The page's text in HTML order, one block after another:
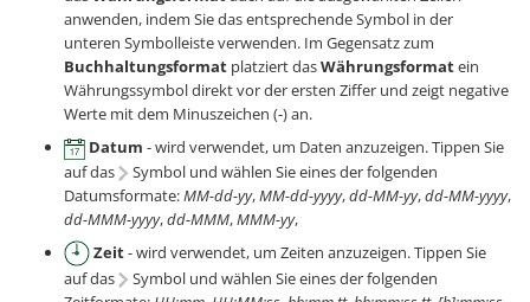
anwenden, indem Sie das entsprechende Symbol in der
unteren Symbolleiste verwenden. Im Gegensatz zum
Buchhaltungsformat platziert dasWährungsformatein
Währungssymbol direkt vor der ersten Ziffer und zeigt negative
Werte mit dem Minuszeichen (-) an.
Datum - wird verwendet, um Daten anzuzeigen. Tippen Sie
auf das
Symbol und wählen Sie eines der folgenden
Datumsformate:MM-dd-yy,MM-dd-yyyy,dd-MM-yy,dd-MM-yyyy,
dd-MMM-yyyy,dd-MMM,MMM-yy,
Zeit- wird verwendet, um Zeiten anzuzeigen. Tippen Sie
auf das
Symbol und wählen Sie eines der folgenden